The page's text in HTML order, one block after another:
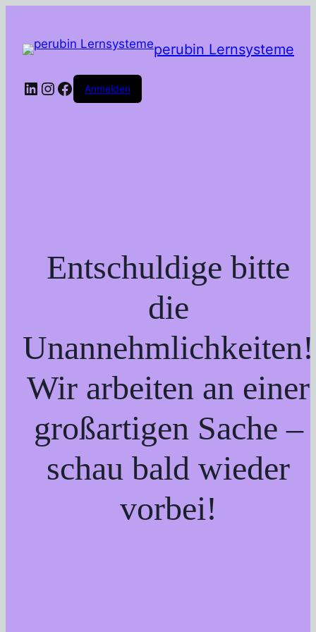
perubin Lernsysteme
LinkedIn
Instagram
Facebook
Anmelden
Entschuldige bitte
die
Unannehmlichkeiten!
Wir arbeiten an einer
großartigen Sache –
schau bald wieder
vorbei!